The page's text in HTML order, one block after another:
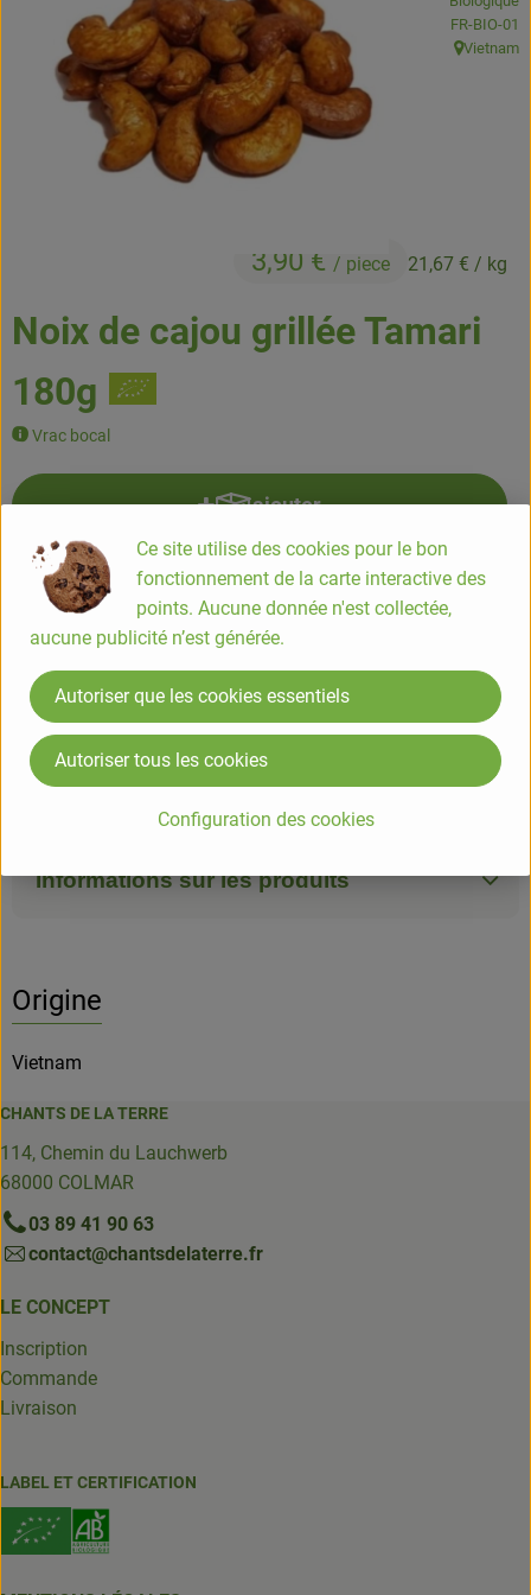
Boissons
Accessoires et divers
Cosmétique et hygiène
Noix de cajou grillée Tamari
180g
Vrac bocal
3,90 € / piece 21,67 € / kg
, Autorité
FR-BIO-01
, Origine:
Vietnam
ajouter
piece
#7883 3,90 €/ piece 21,67 €/ kg 5.5% TVA
Info Origine
Info
Informations sur les produits
Origine
Vietnam
CHANTS DE LA TERRE
114, Chemin du Lauchwerb
68000 COLMAR
03 89 41 90 63
contact@chantsdelaterre.fr
LE CONCEPT
Inscription
Commande
Livraison
LABEL ET CERTIFICATION
Ce site utilise des cookies pour le bon
fonctionnement de la carte interactive des
points. Aucune donnée n'est collectée,
aucune publicité n’est générée.
Configuration des cookies
Autoriser que les cookies essentiels
Autoriser tous les cookies